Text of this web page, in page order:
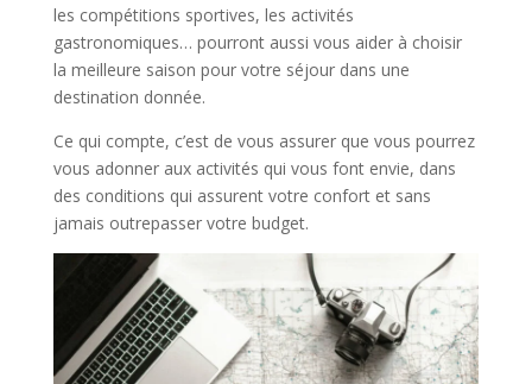
les compétitions sportives, les activités
gastronomiques… pourront aussi vous aider à choisir
la meilleure saison pour votre séjour dans une
destination donnée.
Ce qui compte, c’est de vous assurer que vous pourrez
vous adonner aux activités qui vous font envie, dans
des conditions qui assurent votre confort et sans
jamais outrepasser votre budget.